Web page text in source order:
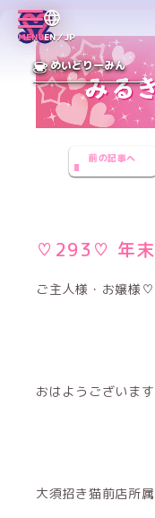
MENUEN／JP
めいどりーみん
前の記事へ
♡293♡ 年末
ご主人様・お嬢様♡
おはようございま
大須招き猫前店所